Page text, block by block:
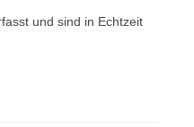
und sind in Echtzeit